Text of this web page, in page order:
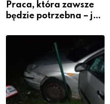
Praca, która zawsze
będzie potrzebna – jak
zawodem przyszłości i
gdzie się go nauczyć?